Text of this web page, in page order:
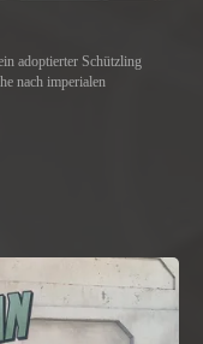
adoptierter Schützling
nach imperialen